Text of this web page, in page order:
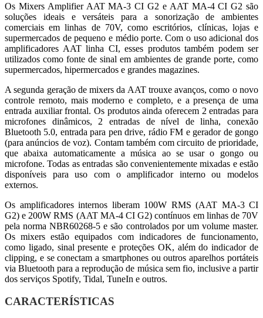
Os Mixers Amplifier AAT MA-3 CI G2 e AAT MA-4 CI G2 são
soluções ideais e versáteis para a sonorização de ambientes
comerciais em linhas de 70V, como escritórios, clínicas, lojas e
supermercados de pequeno e médio porte. Com o uso adicional dos
amplificadores AAT linha CI, esses produtos também podem ser
utilizados como fonte de sinal em ambientes de grande porte, como
supermercados, hipermercados e grandes magazines.
A segunda geração de mixers da AAT trouxe avanços, como o novo
controle remoto, mais moderno e completo, e a presença de uma
entrada auxiliar frontal. Os produtos ainda oferecem 2 entradas para
microfones dinâmicos, 2 entradas de nível de linha, conexão
Bluetooth 5.0, entrada para pen drive, rádio FM e gerador de gongo
(para anúncios de voz). Contam também com circuito de prioridade,
que abaixa automaticamente a música ao se usar o gongo ou
microfone. Todas as entradas são convenientemente mixadas e estão
disponíveis para uso com o amplificador interno ou modelos
externos.
Os amplificadores internos liberam 100W RMS (AAT MA-3 CI
G2) e 200W RMS (AAT MA-4 CI G2) contínuos em linhas de 70V
pela norma NBR60268-5 e são controlados por um volume master.
Os mixers estão equipados com indicadores de funcionamento,
como ligado, sinal presente e proteções OK, além do indicador de
clipping, e se conectam a smartphones ou outros aparelhos portáteis
via Bluetooth para a reprodução de música sem fio, inclusive a partir
dos serviços Spotify, Tidal, TuneIn e outros.
CARACTERÍSTICAS